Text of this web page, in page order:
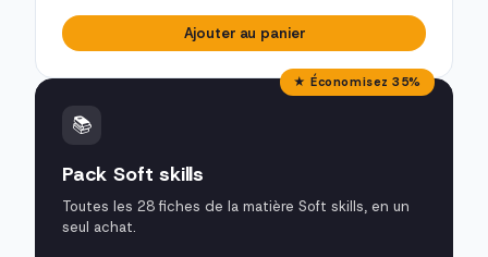
Ajouter au panier
★ Économisez 35%
📚
Pack Soft skills
Toutes les 28 fiches de la matière Soft skills, en un
seul achat.